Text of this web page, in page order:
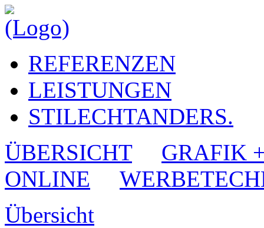
REFERENZEN
LEISTUNGEN
STILECHTANDERS.
ÜBERSICHT
GRAFIK
ONLINE
Übersicht